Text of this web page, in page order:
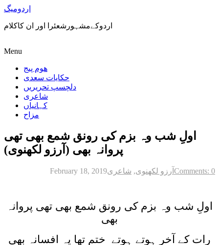
اردومیگ
اردوکےمشہورشعئرا اور ان کاکلام
Menu
ھوم پیج
حکایات سعدی
دلچسپ تحریریں
شاعری
کہانیاں
مزاح
اولِ شب وہ بزم کی رونق شمع بھی تھی
پروانہ بھی (آرزو لکھنوی)
February 18, 2019 آرزو لکھنوی, شاعری Comments: 0
اولِ شب وہ بزم کی رونق شمع بھی تھی پروانہ
بھی
رات کے آخر ہوتے ہوتے ختم تھا یہ افسانہ بھی